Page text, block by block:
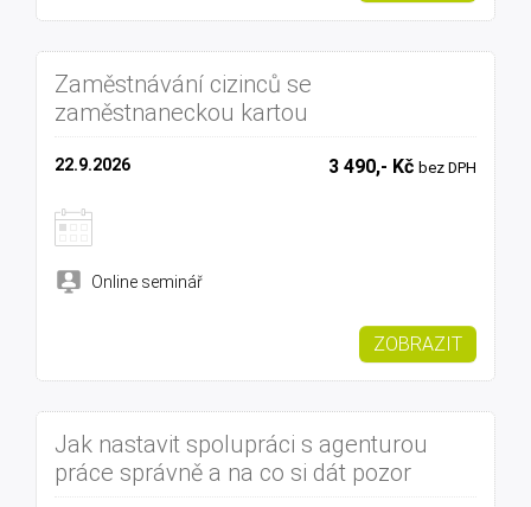
Zaměstnávání cizinců se
zaměstnaneckou kartou
3 490,- Kč bez DPH
22.9.2026
Online seminář
ZOBRAZIT
Jak nastavit spolupráci s agenturou
práce správně a na co si dát pozor